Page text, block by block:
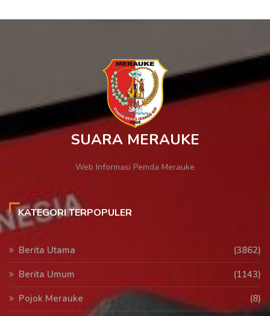
SUARA MERAUKE
Web Informasi Pemda Merauke
KATEGORI TERPOPULER
Berita Utama
(3862)
Berita Umum
(1143)
Pojok Merauke
(8)